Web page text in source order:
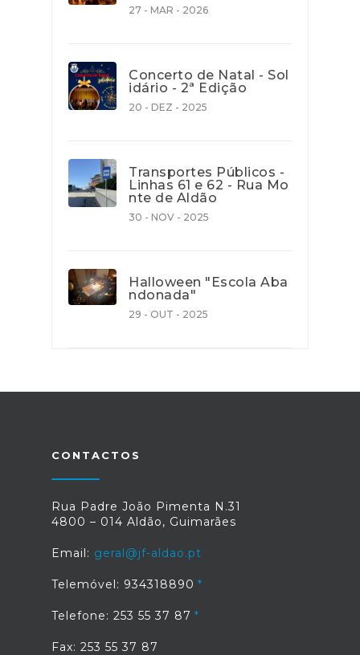
27 - MAR - 2026
Concerto de Natal - Sol
idário - 2ª Edição
20 - DEZ - 2025
Transportes Públicos -
Linhas 61 e 62 - Rua Mo
nte de Aldão
30 - NOV - 2025
Halloween "Escola Aba
ndonada"
29 - OUT - 2025
CONTACTOS
Rua Padre João Pimenta N.31
4800 – 014 Aldão, Guimarães
Email: geral@jf-aldao.pt
Telemóvel: 934318890
Telefone: 253 55 37 87
Fax: 253 55 37 87